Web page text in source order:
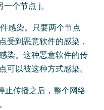
个节点 j。
感染。只要两个节点
受到恶意软件的感染，
染。这种恶意软件的传
可以被这种方式感染。
止传播之后，整个网络